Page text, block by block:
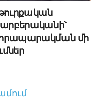
հրապարակման մի